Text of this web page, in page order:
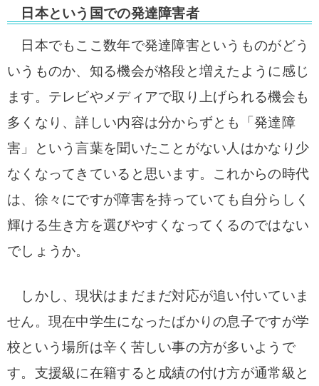
日本という国での発達障害者
日本でもここ数年で発達障害というものがどう
いうものか、知る機会が格段と増えたように感じ
ます。テレビやメディアで取り上げられる機会も
多くなり、詳しい内容は分からずとも「発達障
害」という言葉を聞いたことがない人はかなり少
なくなってきていると思います。これからの時代
は、徐々にですが障害を持っていても自分らしく
輝ける生き方を選びやすくなってくるのではない
でしょうか。
しかし、現状はまだまだ対応が追い付いていま
せん。現在中学生になったばかりの息子ですが学
校という場所は辛く苦しい事の方が多いようで
す。支援級に在籍すると成績の付け方が通常級と